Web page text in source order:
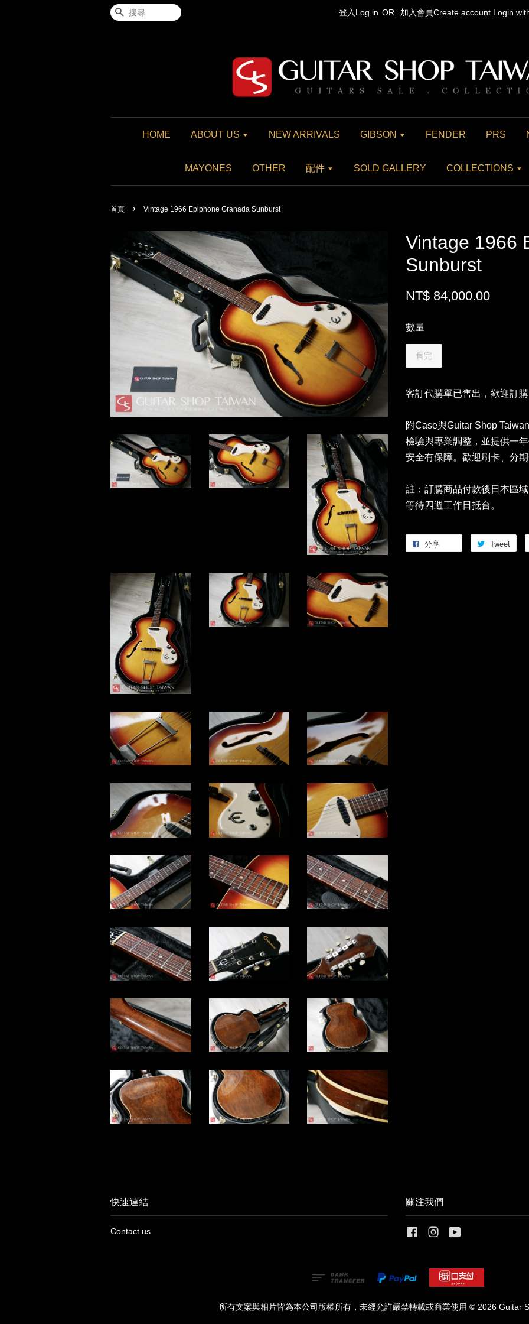
搜尋 登入Log in OR 加入會員Create account Login
HOME ABOUT US NEW ARRIVALS GIBSON FENDER PRS
MAYONES OTHER 配件 SOLD GALLERY COLLECTIONS
首頁 › Vintage 1966 Epiphone Granada Sunburst
Vintage 1966
Sunburst
NT$ 84,000.00
數量
售完
客訂代購單已售出，歡迎訂購
附Case與Guitar Shop
檢驗與專業調整，並提供一
安全有保障。歡迎刷卡、分
註：訂購商品付款後日本區
等待四週工作日抵台。
分享 Tweet
快速連結
Contact us
關注我們
FacebookInstagram
所有文案與相片皆為本公司版權所有，未經允許嚴禁轉載或商業使用 © 2026 Guitar